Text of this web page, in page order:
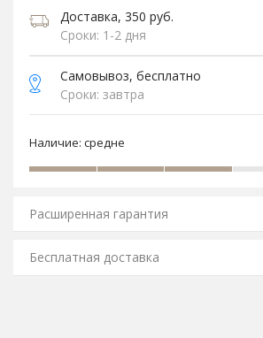
Доставка, 350 руб.
Сроки: 1-2 дня
Самовывоз, бесплатно
Сроки: завтра
Наличие: средне
Расширенная гарантия
Бесплатная доставка